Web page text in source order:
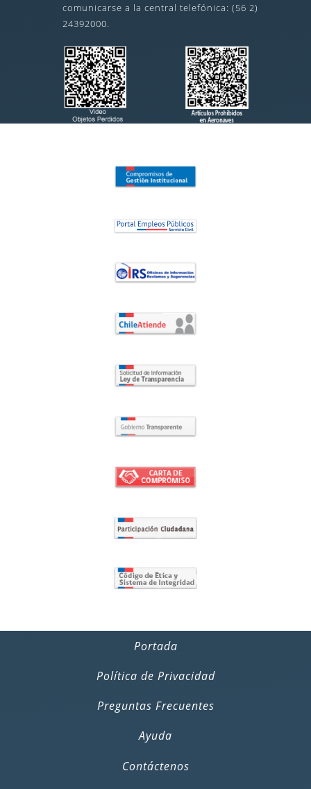
comunicarse a la central telefónica: (56 2)
24392000.
Portada
Política de Privacidad
Preguntas Frecuentes
Ayuda
Contáctenos